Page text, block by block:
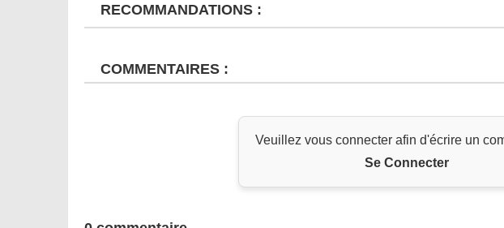
RECOMMANDATIONS :
COMMENTAIRES :
Veuillez vous connecter afin d'écrire un
Se Connecter